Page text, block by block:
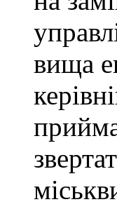
вища